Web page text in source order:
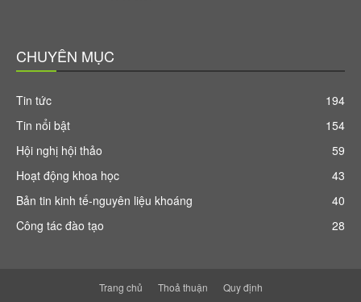
CHUYÊN MỤC
Tin tức
194
Tin nổi bật
154
Hội nghị hội thảo
59
Hoạt động khoa học
43
Bản tin kinh tế-nguyên liệu khoáng
40
Công tác đào tạo
28
Trang chủ Thoả thuận Quy định